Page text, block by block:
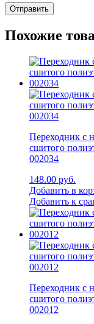
Похожие
Переходник с
сшитого
002034
148.00 руб.
Добавить в
Добавить к
Переходник с
сшитого
002012